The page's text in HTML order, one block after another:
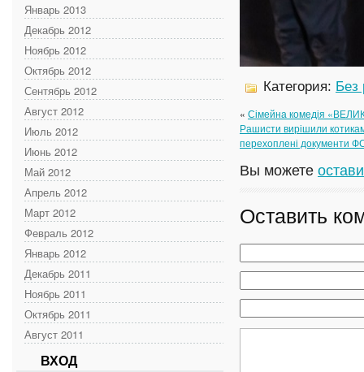
Январь 2013
Декабрь 2012
Ноябрь 2012
Октябрь 2012
Сентябрь 2012
Август 2012
Июль 2012
Июнь 2012
Май 2012
Апрель 2012
Март 2012
Февраль 2012
Январь 2012
Декабрь 2011
Ноябрь 2011
Октябрь 2011
Август 2011
ВХОД
Категория: Без
« Сімейна комедія
Рашисти вирішили
перехоплені документи
Вы можете
Оставить